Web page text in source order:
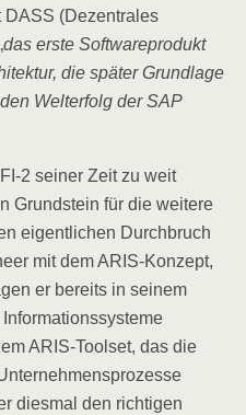
DASS (Dezentrales
das erste Softwareprodukt
die später Grundlage
Welterfolg der SAP
2 seiner Zeit zu weit
Grundstein für die weitere
eigentlichen Durchbruch
mit dem ARIS-Konzept,
er bereits in seinem
ARIS-Toolset, das die
diesmal den richtigen